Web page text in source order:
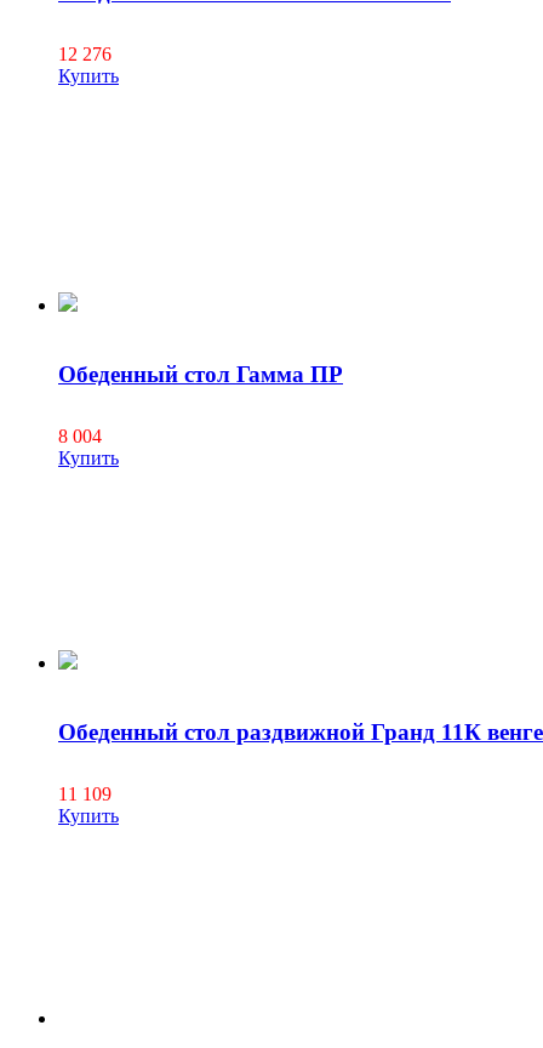
12 276
Купить
Обеденный стол Гамма ПР
8 004
Купить
Обеденный стол раздвижной Гранд 11К
11 109
Купить